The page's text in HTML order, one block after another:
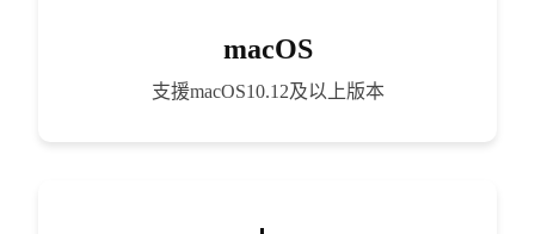
macOS
支援macOS10.12及以上版本